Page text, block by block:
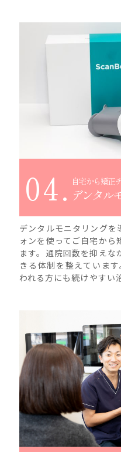
04. 自宅から矯正
デンタル
デンタルモニタリングを
ォンを使ってご自宅から
ます。通院回数を抑えな
きる体制を整えていま
われる方にも続けやすい